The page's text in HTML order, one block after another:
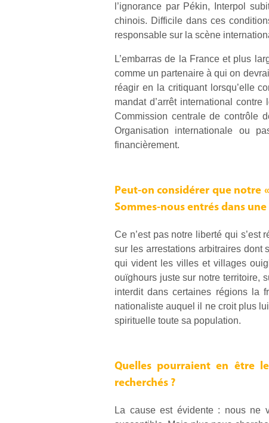
l’ignorance par Pékin, Interpol
chinois. Difficile dans ces
responsable sur la scène
L’embarras de la France et plus
comme un partenaire à qui on
réagir en la critiquant lorsqu’elle
mandat d’arrêt international
Commission centrale de contrôle
Organisation internationale ou
financièrement.
Peut-on considérer que notre
Sommes-nous entrés dans
Ce n’est pas notre liberté qui s’est
sur les arrestations arbitraires dont
qui vident les villes et villages
ouïghours juste sur notre territoire,
interdit dans certaines régions la
nationaliste auquel il ne croit plus
spirituelle toute sa population.
Quelles pourraient en être
recherchés ?
La cause est évidente : nous ne